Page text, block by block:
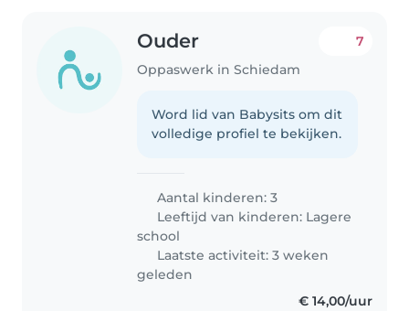
Ouder
Oppaswerk in Schiedam
7
Word lid van Babysits om dit
volledige profiel te bekijken.
Aantal kinderen: 3
Leeftijd van kinderen: Lagere
school
Laatste activiteit: 3 weken
geleden
€ 14,00/uur